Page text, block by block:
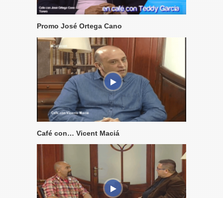
Promo José Ortega Cano
Café con… Vicent Maciá